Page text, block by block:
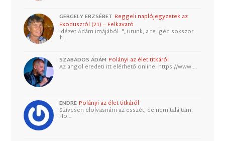
GERGELY ERZSÉBET Reggeli naplójegyzetek az
Exoduszról (21) – Felkavaró
Idézet Ádám imájából: "„Urunk, a te igéd sokszor
f…
SZABADOS ÁDÁM Polányi az élet titkáról
Az angol eredeti itt elérhető online: https://www.…
ENDRE Polányi az élet titkáról
Szívesen elolvasnám az esszét, de nem találtam.
Ho…